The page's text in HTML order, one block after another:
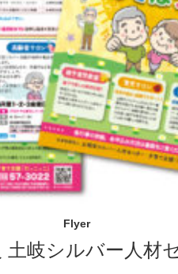
Flyer
土岐シルバー人材